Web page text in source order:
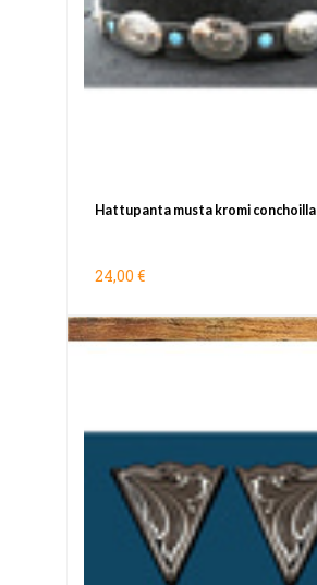
Hattupanta musta kromi conchoilla
24,00 €